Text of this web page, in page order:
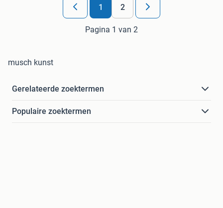
1 2
Pagina 1 van 2
musch kunst
Gerelateerde zoektermen
Populaire zoektermen